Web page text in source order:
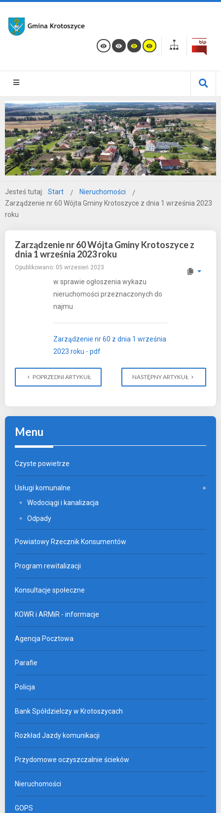
Jesteś tutaj: Start
Nieruchomości
Zarządzenie nr 60 Wójta Gminy Krotoszyce z dnia 1 września 2023
roku
Zarządzenie nr 60 Wójta Gminy Krotoszyce z
dnia 1 września 2023 roku
Opublikowano: 05 wrzesień 2023
w sprawie ogłoszenia wykazu
nieruchomości przeznaczonych do
najmu
Zarządzenie nr 60 z dnia 1 września
2023 roku - pdf
POPRZEDNI ARTYKUŁ NASTĘPNY ARTYKUŁ
Menu
Czyste powietrze
Usługi komunalne
Wodociągi i kanalizacja
Odpady
Powiatowy Rzecznik Konsumentów
Program rewitalizacji
Konsultacje społeczne
KOWR i ARMiR - informacje
Agencja Pocztowa
Parafie
Policja
Bank Spółdzielczy w Krotoszycach
Rozkład Jazdy komunikacji
Przydomowe oczyszczalnie ścieków
Nieruchomości
GOPS